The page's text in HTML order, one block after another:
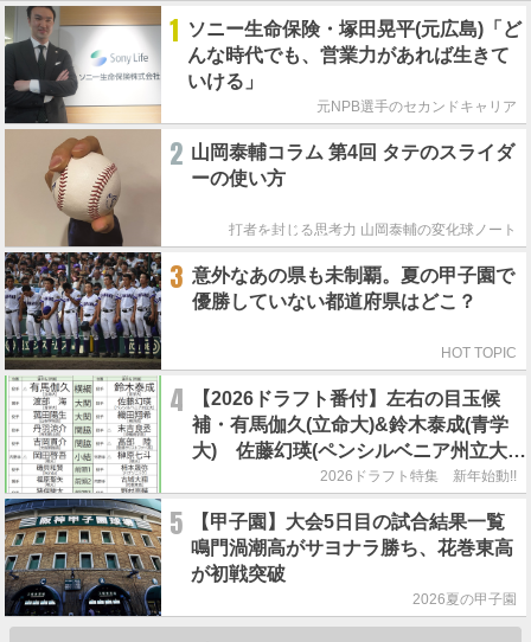
1 ソニー生命保険・塚田晃平(元広島)「ど
んな時代でも、営業力があれば生きて
いける」
元NPB選手のセカンドキャリア
2 山岡泰輔コラム 第4回 タテのスライダ
ーの使い方
打者を封じる思考力 山岡泰輔の変化球ノート
3 意外なあの県も未制覇。夏の甲子園で
優勝していない都道府県はどこ？
HOT TOPIC
4
【2026ドラフト番付】左右の目玉候
補・有馬伽久(立命大)&鈴木泰成(青学
大) 佐藤幻瑛(ペンシルベニア州立大)
の強行指名はあるのか？2026ドラフト特集 新年始動!!
5
【甲子園】大会5日目の試合結果一覧
鳴門渦潮高がサヨナラ勝ち、花巻東高
が初戦突破
2026夏の甲子園